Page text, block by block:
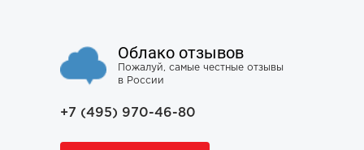
Облако отзывов
Пожалуй, самые честные отзывы
в России
+7 (495) 970-46-80